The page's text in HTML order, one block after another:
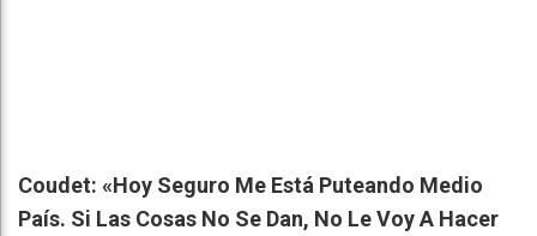
Coudet: «Hoy Seguro Me Está Puteando Medio
País. Si Las Cosas No Se Dan, No Le Voy A Hacer